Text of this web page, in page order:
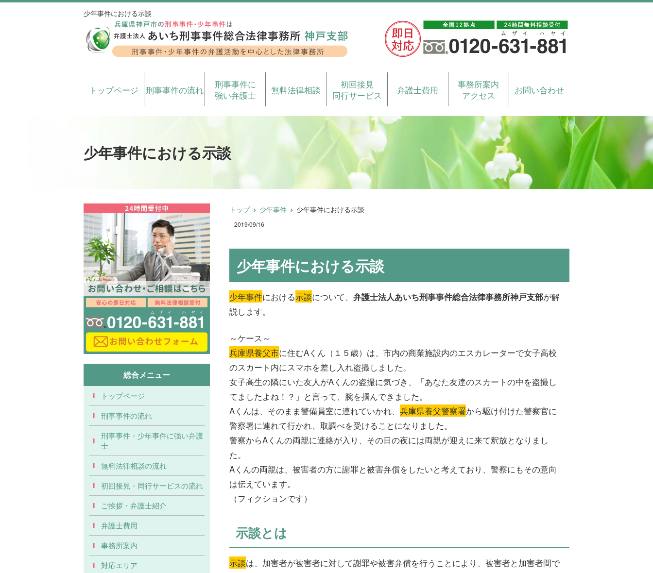
少年事件における示談
トップページ 刑事事件の流れ
刑事事件に
強い弁護士
無料法律相談
初回接見
同行サービス
弁護士費用
事務所案内
アクセス
お問い合わせ
少年事件における示談
トップ 少年事件 少年事件における示談
2019/09/16
少年事件における示談
少年事件における示談について、 弁護士法人あいち刑事事件総合法律事務所神戸支部が解
説します。
～ケース～
兵庫県養父市に住むAくん（１５歳）は、市内の商業施設内のエスカレーターで女子高校
のスカート内にスマホを差し入れ盗撮しました。
女子高生の隣にいた友人がAくんの盗撮に気づき、「あなた友達のスカートの中を盗撮し
てましたよね！？」と言って、腕を掴んできました。
Aくんは、そのまま警備員室に連れていかれ、 兵庫県養父警察署から駆け付けた警察官に
警察署に連れて行かれ、取調べを受けることになりました。
警察からAくんの両親に連絡が入り、その日の夜には両親が迎えに来て釈放となりまし
た。
Aくんの両親は、被害者の方に謝罪と被害弁償をしたいと考えており、警察にもその意向
は伝えています。
（フィクションです）
示談とは
示談は、加害者が被害者に対して謝罪や被害弁償を行うことにより、被害者と加害者間で
総合メニュー
トップページ
刑事事件の流れ
刑事事件・少年事件に強い弁護
士
無料法律相談の流れ
初回接見・同行サービスの流れ
ご挨拶・弁護士紹介
弁護士費用
事務所案内
対応エリア